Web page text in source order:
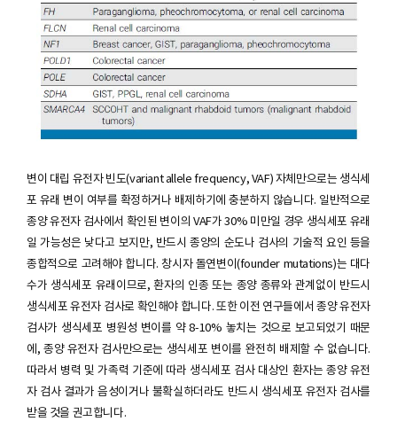
변이 대립 유전자 빈도(variant allele frequency, VAF) 자체만으로는 생식세
포 유래 변이 여부를 확정하거나 배제하기에 충분하지 않습니다. 일반적으로
종양 유전자 검사에서 확인된 변이의 VAF가 30% 미만일 경우 생식세포 유래
일 가능성은 낮다고 보지만, 반드시 종양의 순도나 검사의 기술적 요인 등을
종합적으로 고려해야 합니다. 창시자 돌연변이(founder mutations)는 대다
수가 생식세포 유래이므로, 환자의 인종 또는 종양 종류와 관계없이 반드시
생식세포 유전자 검사로 확인해야 합니다. 또한 이전 연구들에서 종양 유전자
검사가 생식세포 병원성 변이를 약 8-10% 놓치는 것으로 보고되었기 때문
에, 종양 유전자 검사만으로는 생식세포 변이를 완전히 배제할 수 없습니다.
따라서 병력 및 가족력 기준에 따라 생식세포 검사 대상인 환자는 종양 유전
자 검사 결과가 음성이거나 불확실하더라도 반드시 생식세포 유전자 검사를
받을 것을 권고합니다.